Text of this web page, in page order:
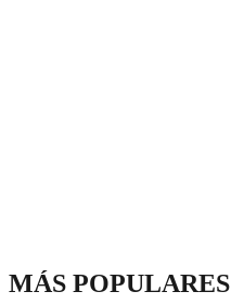
MÁS POPULARES